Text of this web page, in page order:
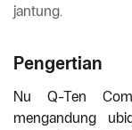
jantung.
Pengertian
Nu Q-Ten
mengandung